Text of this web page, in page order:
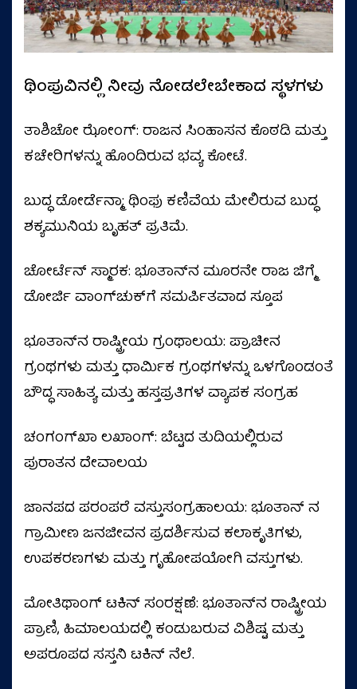
ಥಿಂಪುವಿನಲ್ಲಿ ನೀವು ನೋಡಲೇಬೇಕಾದ ಸ್ಥಳಗಳು
ತಾಶಿಚೋ ಝೋಂಗ್: ರಾಜನ ಸಿಂಹಾಸನ ಕೊಠಡಿ ಮತ್ತು
ಕಚೇರಿಗಳನ್ನು ಹೊಂದಿರುವ ಭವ್ಯ ಕೋಟೆ.
ಬುದ್ಧ ಡೋರ್ಡೆನ್ಮಾ: ಥಿಂಫು ಕಣಿವೆಯ ಮೇಲಿರುವ ಬುದ್ಧ
ಶಕ್ಯಮುನಿಯ ಬೃಹತ್ ಪ್ರತಿಮೆ.
ಚೋರ್ಟೆನ್ ಸ್ಮಾರಕ: ಭೂತಾನ್‌ನ ಮೂರನೇ ರಾಜ ಜಿಗ್ಮೆ
ಡೋರ್ಜಿ ವಾಂಗ್‌ಚುಕ್‌ಗೆ ಸಮರ್ಪಿತವಾದ ಸ್ತೂಪ
ಭೂತಾನ್‌ನ ರಾಷ್ಟ್ರೀಯ ಗ್ರಂಥಾಲಯ: ಪ್ರಾಚೀನ
ಗ್ರಂಥಗಳು ಮತ್ತು ಧಾರ್ಮಿಕ ಗ್ರಂಥಗಳನ್ನು ಒಳಗೊಂಡಂತೆ
ಬೌದ್ಧ ಸಾಹಿತ್ಯ ಮತ್ತು ಹಸ್ತಪ್ರತಿಗಳ ವ್ಯಾಪಕ ಸಂಗ್ರಹ
ಚಂಗಂಗ್‌ಖಾ ಲಖಾಂಗ್: ಬೆಟ್ಟದ ತುದಿಯಲ್ಲಿರುವ
ಪುರಾತನ ದೇವಾಲಯ
ಜಾನಪದ ಪರಂಪರೆ ವಸ್ತುಸಂಗ್ರಹಾಲಯ: ಭೂತಾನ್ ನ
ಗ್ರಾಮೀಣ ಜನಜೀವನ ಪ್ರದರ್ಶಿಸುವ ಕಲಾಕೃತಿಗಳು,
ಉಪಕರಣಗಳು ಮತ್ತು ಗೃಹೋಪಯೋಗಿ ವಸ್ತುಗಳು.
ಮೋತಿಥಾಂಗ್ ಟಕಿನ್ ಸಂರಕ್ಷಣೆ: ಭೂತಾನ್‌ನ ರಾಷ್ಟ್ರೀಯ
ಪ್ರಾಣಿ, ಹಿಮಾಲಯದಲ್ಲಿ ಕಂಡುಬರುವ ವಿಶಿಷ್ಟ ಮತ್ತು
ಅಪರೂಪದ ಸಸ್ತನಿ ಟಕಿನ್ ನೆಲೆ.